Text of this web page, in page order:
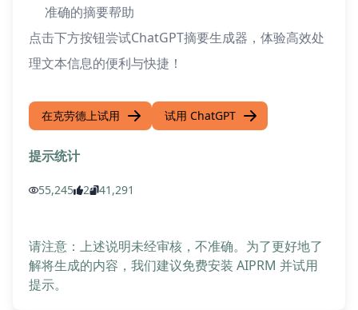
准确的摘要帮助
点击下方按钮尝试ChatGPT摘要生成器，体验高效处
理文本信息的便利与快捷！
在克劳德上试用 试用 ChatGPT
提示统计
55,245 2 41,291
请注意：上述说明未经审核，不准确。为了更好地了
解将生成的内容，我们建议免费安装 AIPRM 并试用
提示。